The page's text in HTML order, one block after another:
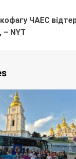
ЧАЕС
– NYT